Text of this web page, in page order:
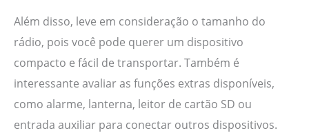
Além disso, leve em consideração o tamanho do
rádio, pois você pode querer um dispositivo
compacto e fácil de transportar. Também é
interessante avaliar as funções extras disponíveis,
como alarme, lanterna, leitor de cartão SD ou
entrada auxiliar para conectar outros dispositivos.